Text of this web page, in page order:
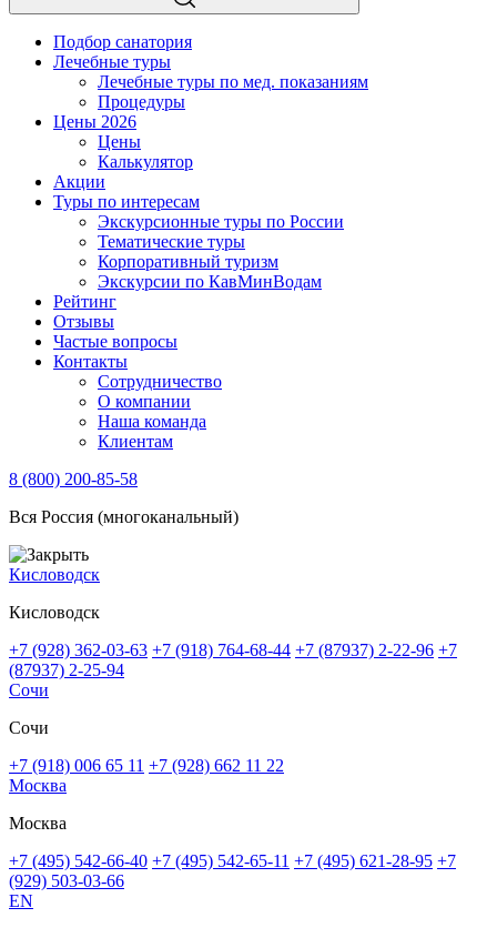
Подбор санатория
Лечебные туры
Лечебные туры по мед. показаниям
Процедуры
Цены 2026
Цены
Калькулятор
Акции
Туры по интересам
Экскурсионные туры по России
Тематические туры
Корпоративный туризм
Экскурсии по КавМинВодам
Рейтинг
Отзывы
Частые вопросы
Контакты
Сотрудничество
О компании
Наша команда
Клиентам
8 (800) 200-85-58
Вся Россия (многоканальный)
Кисловодск
Кисловодск
+7 (928) 362-03-63 +7 (918) 764-68-44 +7 (87937) 2-22-96 +7
(87937) 2-25-94
Сочи
Сочи
+7 (918) 006 65 11 +7 (928) 662 11 22
Москва
Москва
+7 (495) 542-66-40 +7 (495) 542-65-11 +7 (495) 621-28-95 +7
(929) 503-03-66
EN